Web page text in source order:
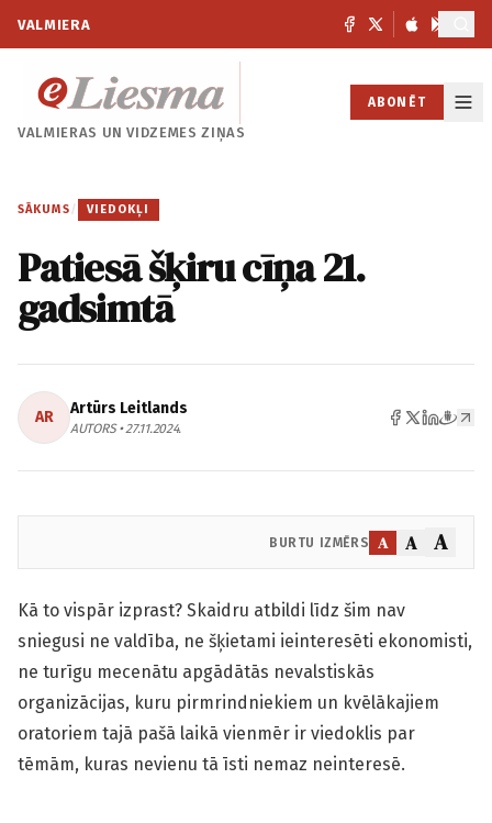
VALMIERA
VALMIERAS UNVIDZEMES ZIŅAS
ABONĒT
SĀKUMS / VIEDOKĻI
Patiesā šķiru cīņa 21.
gadsimtā
AR Artūrs Leitlands
AUTORS • 27.11.2024.
BURTU IZMĒRS A A A
Kā to vispār izprast? Skaidru atbildi līdz šim nav
sniegusi ne valdība, ne šķietami ieinteresēti ekonomisti,
ne turīgu mecenātu apgādātās nevalstiskās
organizācijas, kuru pirmrindniekiem un kvēlākajiem
oratoriem tajā pašā laikā vienmēr ir viedoklis par
tēmām, kuras nevienu tā īsti nemaz neinteresē.